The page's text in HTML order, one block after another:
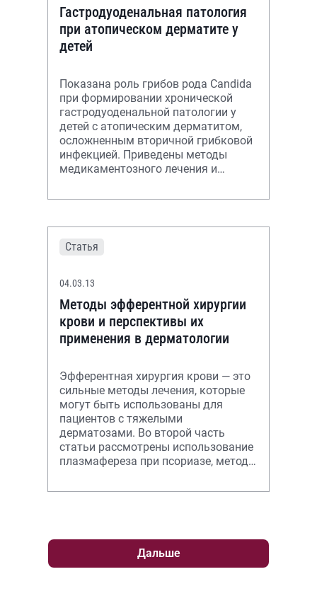
Гастродуоденальная патология
при атопическом дерматите у
детей
Показана роль грибов рода Candida
при формировании хронической
гастродуоденальной патологии у
детей с атопическим дерматитом,
осложненным вторичной грибковой
инфекцией. Приведены методы
медикаментозного лечения и
антимикотиков в
Статья
04.03.13
Методы эфферентной хирургии
крови и перспективы их
применения в дерматологии
Эфферентная хирургия крови — это
сильные методы лечения, которые
могут быть использованы для
пациентов с тяжелыми
дерматозами. Во второй часть
статьи рассмотрены использование
плазмафереза при псориазе, методы
клетки крови.
Дальше